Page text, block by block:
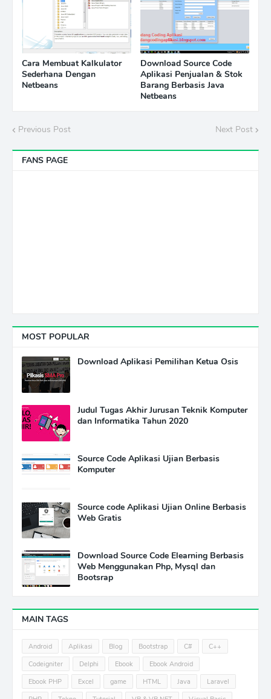
Cara Membuat Kalkulator
Sederhana Dengan
Netbeans
Download Source Code
Aplikasi Penjualan & Stok
Barang Berbasis Java
Netbeans
Previous Post Next Post
FANS PAGE
MOST POPULAR
Download Aplikasi Pemilihan Ketua Osis
Judul Tugas Akhir Jurusan Teknik Komputer
dan Informatika Tahun 2020
Source Code Aplikasi Ujian Berbasis
Komputer
Source code Aplikasi Ujian Online Berbasis
Web Gratis
Download Source Code Elearning Berbasis
Web Menggunakan Php, Mysql dan
Bootsrap
MAIN TAGS
Android Aplikasi Blog Bootstrap C#
C++
Codeigniter
Delphi Ebook
Ebook Android
Ebook PHP
Excel game HTML Java
Laravel